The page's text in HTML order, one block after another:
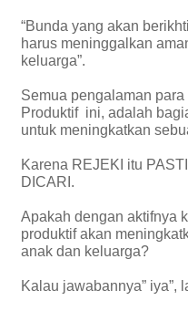
“Bunda yang akan
harus meninggalkan
keluarga”.
Semua pengalaman
Produktif ini, adalah
untuk meningkatkan
Karena REJEKI itu
DICARI.
Apakah dengan aktifnya
produktif akan
anak dan keluarga?
Kalau jawabannya” iya”,